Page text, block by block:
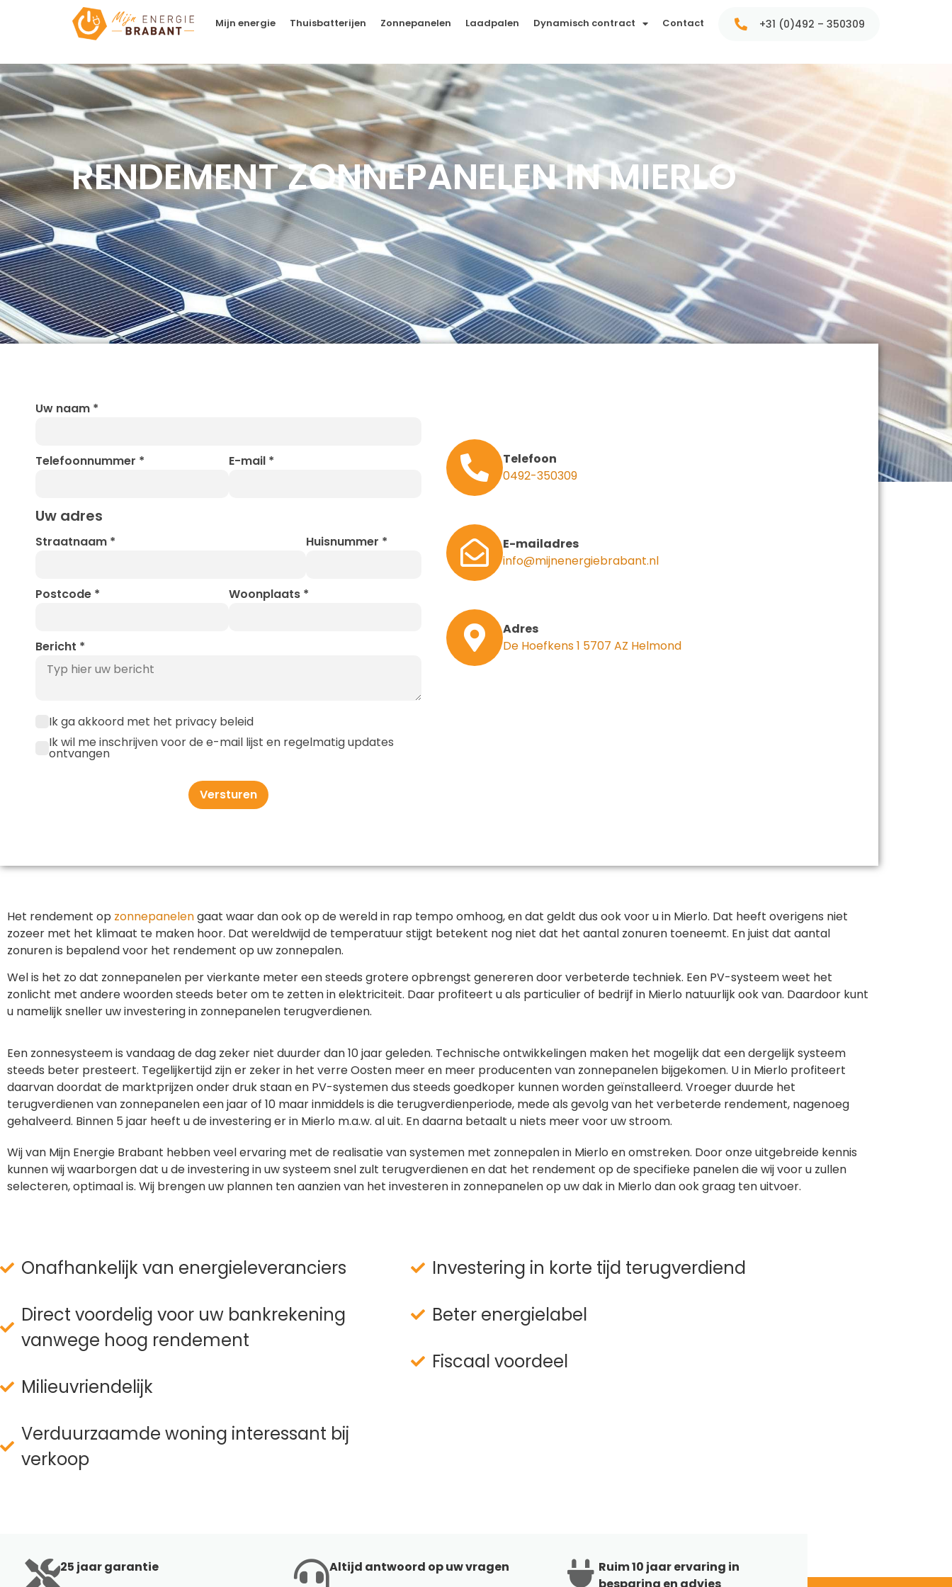
Mijn energie Thuisbatterijen Zonnepanelen Laadpalen Dynamisch contract Contact +31 (0)492 – 350309
RENDEMENT ZONNEPANELEN IN MIERLO
Uw naam *
Telefoonnummer * E-mail *
Uw adres
Straatnaam * Huisnummer *
Postcode * Woonplaats *
Bericht *
Ik ga akkoord met het privacy beleid
Ik wil me inschrijven voor de e-mail lijst en regelmatig updates
ontvangen
Versturen
Telefoon
0492-350309
E-mailadres
info@mijnenergiebrabant.nl
Adres
De Hoefkens 1 5707 AZ Helmond
Het rendement op zonnepanelengaat waar dan ook op de wereld in rap tempo omhoog, en dat geldt dus ook voor u in Mierlo. Dat heeft overigens niet
zozeer met het klimaat te maken hoor. Dat wereldwijd de temperatuur stijgt betekent nog niet dat het aantal zonuren toeneemt. En juist dat aantal
zonuren is bepalend voor het rendement op uw zonnepalen.
Wel is het zo dat zonnepanelen per vierkante meter een steeds grotere opbrengst genereren door verbeterde techniek. Een PV-systeem weet het
zonlicht met andere woorden steeds beter om te zetten in elektriciteit. Daar profiteert u als particulier of bedrijf in Mierlo natuurlijk ook van. Daardoor kunt
u namelijk sneller uw investering in zonnepanelen terugverdienen.
Een zonnesysteem is vandaag de dag zeker niet duurder dan 10 jaar geleden. Technische ontwikkelingen maken het mogelijk dat een dergelijk systeem
steeds beter presteert. Tegelijkertijd zijn er zeker in het verre Oosten meer en meer producenten van zonnepanelen bijgekomen. U in Mierlo profiteert
daarvan doordat de marktprijzen onder druk staan en PV-systemen dus steeds goedkoper kunnen worden geïnstalleerd. Vroeger duurde het
terugverdienen van zonnepanelen een jaar of 10 maar inmiddels is die terugverdienperiode, mede als gevolg van het verbeterde rendement, nagenoeg
gehalveerd. Binnen 5 jaar heeft u de investering er in Mierlo m.a.w. al uit. En daarna betaalt u niets meer voor uw stroom.
Wij van Mijn Energie Brabant hebben veel ervaring met de realisatie van systemen met zonnepalen in Mierlo en omstreken. Door onze uitgebreide kennis
kunnen wij waarborgen dat u de investering in uw systeem snel zult terugverdienen en dat het rendement op de specifieke panelen die wij voor u zullen
selecteren, optimaal is. Wij brengen uw plannen ten aanzien van het investeren in zonnepanelen op uw dak in Mierlo dan ook graag ten uitvoer.
Onafhankelijk van energieleveranciers
Direct voordelig voor uw bankrekening
vanwege hoog rendement
Milieuvriendelijk
Verduurzaamde woning interessant bij
verkoop
Investering in korte tijd terugverdiend
Beter energielabel
Fiscaal voordeel
25 jaar garantie Altijd antwoord op uw vragen
Ruim 10 jaar ervaring in